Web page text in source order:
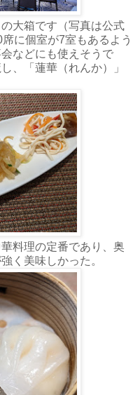
大箱です（写真は公式
に個室が7室もあるよう
などにも使えそうで
、「蓮華（れんか）」
料理の定番であり、奥
く美味しかった。